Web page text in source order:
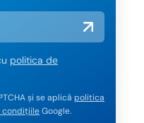
politica de
și se aplică politica
condițiileGoogle.